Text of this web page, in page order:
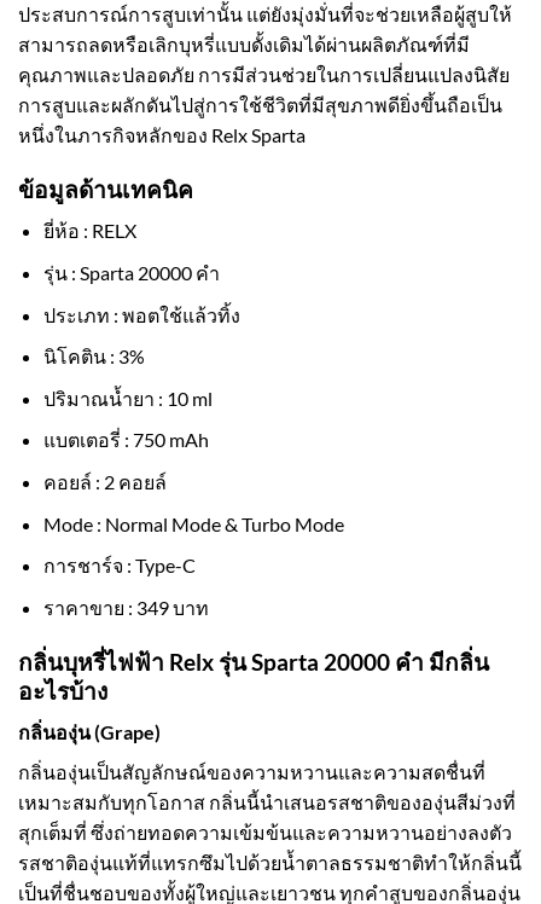
ประสบการณ์การสูบเท่านั้น แต่ยังมุ่งมั่นที่จะช่วยเหลือผู้สูบให้
สามารถลดหรือเลิกบุหรี่แบบดั้งเดิมได้ผ่านผลิตภัณฑ์ที่มี
คุณภาพและปลอดภัย การมีส่วนช่วยในการเปลี่ยนแปลงนิสัย
การสูบและผลักดันไปสู่การใช้ชีวิตที่มีสุขภาพดียิ่งขึ้นถือเป็น
หนึ่งในภารกิจหลักของ Relx Sparta
ข้อมูลด้านเทคนิค
ยี่ห้อ : RELX
รุ่น : Sparta 20000 คำ
ประเภท : พอตใช้แล้วทิ้ง
นิโคติน : 3%
ปริมาณน้ำยา : 10 ml
แบตเตอรี่ : 750 mAh
คอยล์ : 2 คอยล์
Mode : Normal Mode & Turbo Mode
การชาร์จ : Type-C
ราคาขาย : 349 บาท
กลิ่นบุหรี่ไฟฟ้า Relx รุ่น Sparta 20000 คำ มีกลิ่น
อะไรบ้าง
กลิ่นองุ่น (Grape)
กลิ่นองุ่นเป็นสัญลักษณ์ของความหวานและความสดชื่นที่
เหมาะสมกับทุกโอกาส กลิ่นนี้นำเสนอรสชาติขององุ่นสีม่วงที่
สุกเต็มที่ ซึ่งถ่ายทอดความเข้มข้นและความหวานอย่างลงตัว
รสชาติองุ่นแท้ที่แทรกซึมไปด้วยน้ำตาลธรรมชาติทำให้กลิ่นนี้
เป็นที่ชื่นชอบของทั้งผู้ใหญ่และเยาวชน ทุกคำสูบของกลิ่นองุ่น